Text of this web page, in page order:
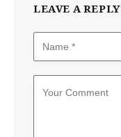
LEAVE A REPLY